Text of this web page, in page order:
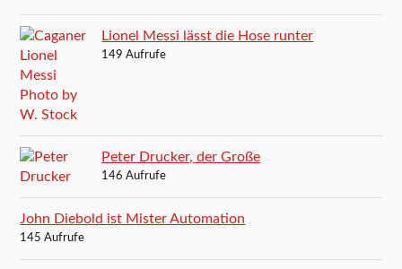
Lionel Messi lässt die Hose runter
149 Aufrufe
Peter Drucker, der Große
146 Aufrufe
John Diebold ist Mister Automation
145 Aufrufe